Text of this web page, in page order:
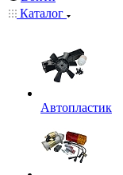
Каталог
Автопластик